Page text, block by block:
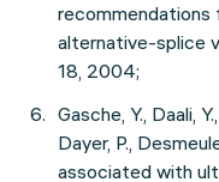
recommendations
alternative-splice
18, 2004;
Gasche, Y., Daali,
Dayer, P.,
associated with